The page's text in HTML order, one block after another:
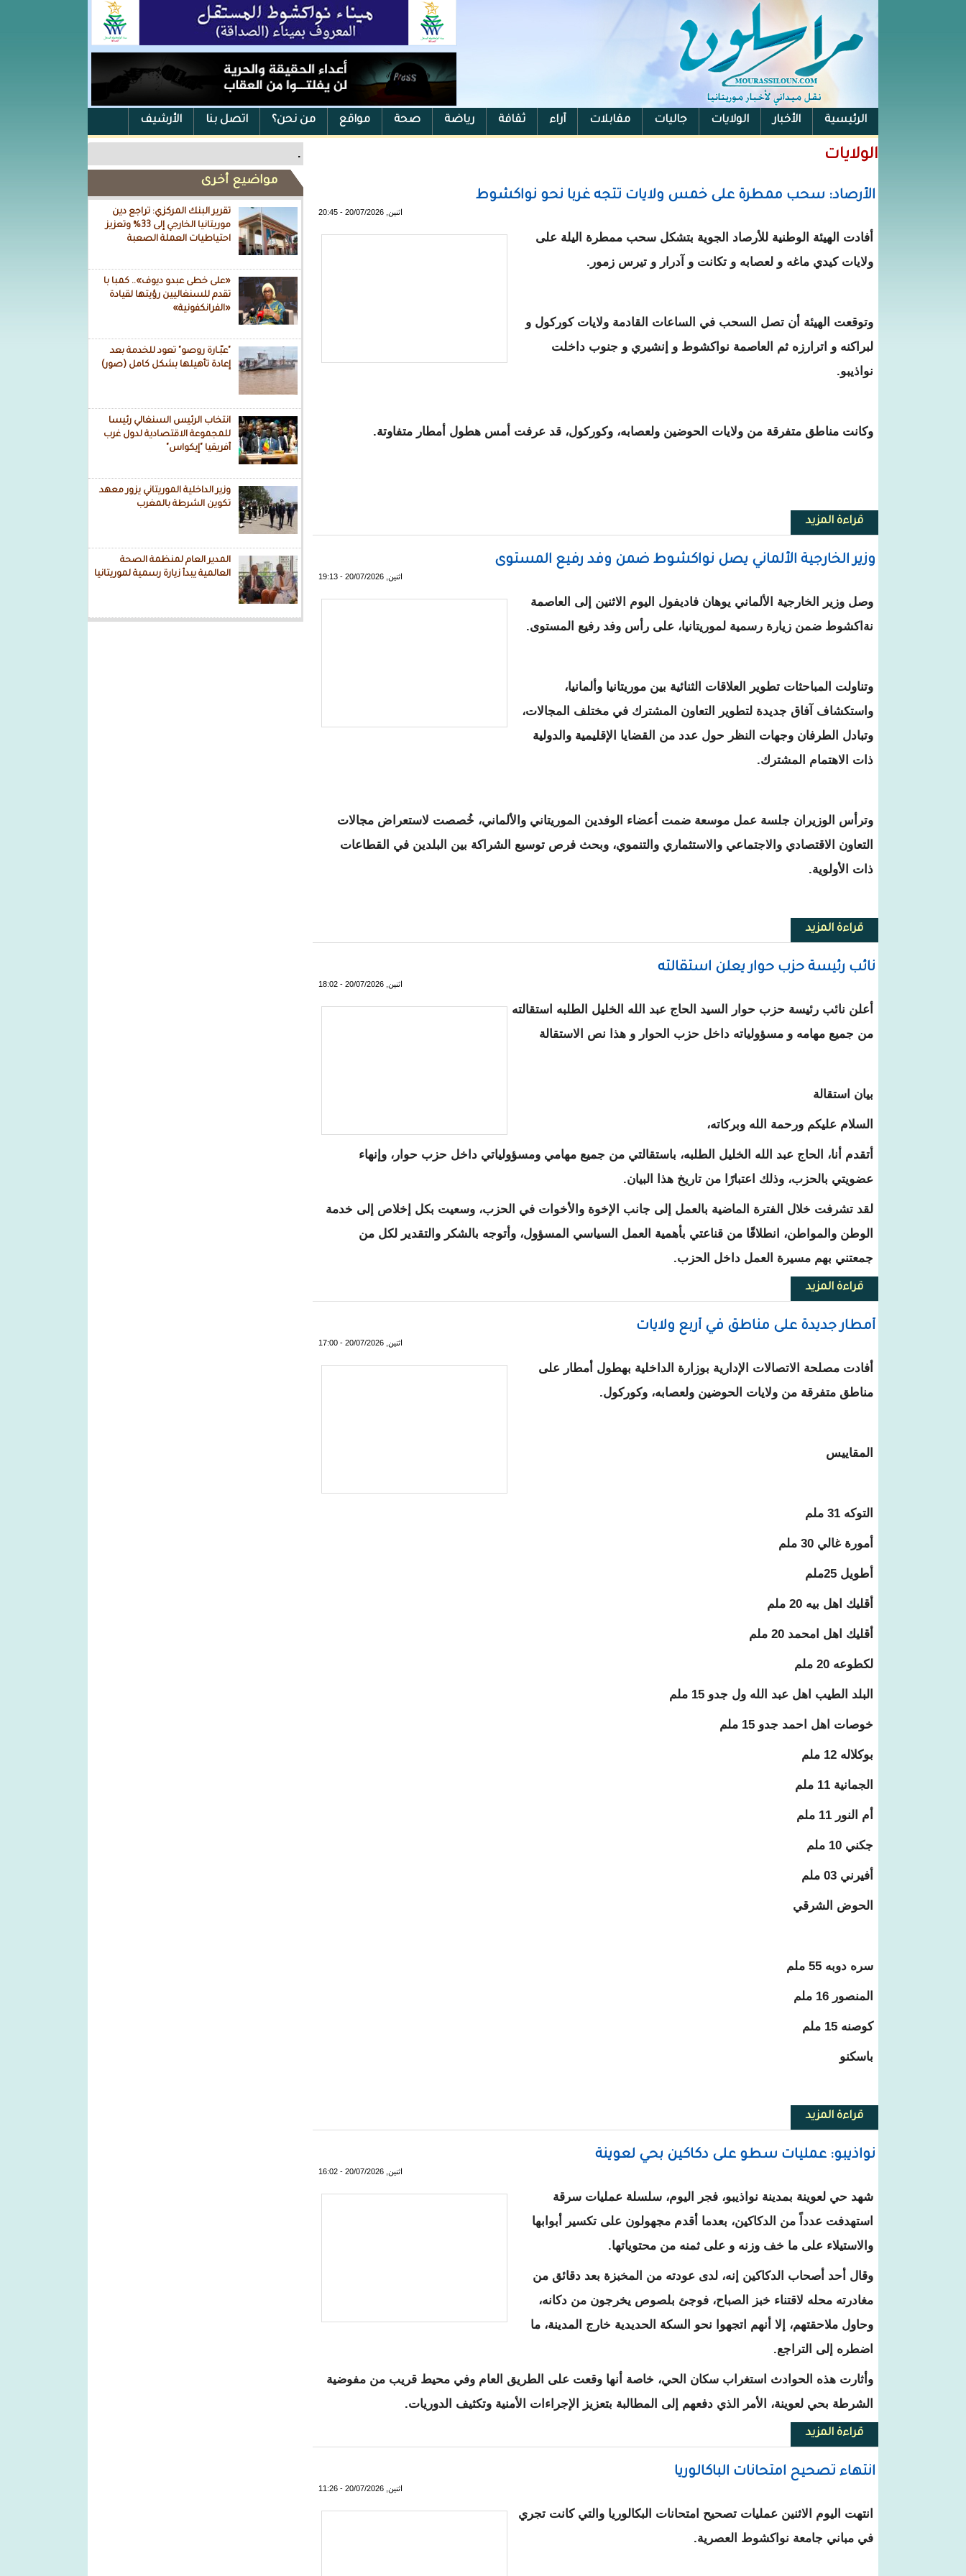
الرئيسية الأخبار الولايات جاليات مقابلات آراء ثقافة رياضة صحة مواقع من نحن؟ اتصل بنا الأرشيف
الفيس بوك .
مواضيع أخرى
تقرير البنك المركزي: تراجع دين
موريتانيا الخارجي إلى 33% وتعزيز
احتياطيات العملة الصعبة
«على خطى عبدو ديوف».. كمبا با
تقدم للسنغاليين رؤيتها لقيادة
«الفرانكفونية»
"عبّـارة روصو" تعود للخدمة بعد
إعادة تأهيلها بشكل كامل (صور)
انتخاب الرئيس السنغالي رئيسا
للمجموعة الاقتصادية لدول غرب
أفريقيا "إيكواس"
وزير الداخلية الموريتاني يزور معهد
تكوين الشرطة بالمغرب
المدير العام لمنظمة الصحة
العالمية يبدأ زيارة رسمية لموريتانيا
الولايات
الأرصاد: سحب ممطرة على خمس ولايات تتجه غربا نحو نواكشوط
اثنين, 20/07/2026 - 20:45
أفادت الهيئة الوطنية للأرصاد الجوية بتشكل سحب ممطرة اليلة على
ولايات كيدي ماغه و لعصابه و تكانت و آدرار و تيرس زمور.
وتوقعت الهيئة أن تصل السحب في الساعات القادمة ولايات كوركول و
لبراكنه و اترارزه ثم العاصمة نواكشوط و إنشيري و جنوب داخلت
نواذيبو.
وكانت مناطق متفرقة من ولايات الحوضين ولعصابه، وكوركول، قد عرفت أمس هطول أمطار متفاوتة.
قراءة المزيدحول الأرصاد: سحب ممطرة على خمس ولايات تتجه غربا نحو نواكشوط
وزير الخارجية الألماني يصل نواكشوط ضمن وفد رفيع المستوى
اثنين, 20/07/2026 - 19:13
وصل وزير الخارجية الألماني يوهان فاديفول اليوم الاثنين إلى العاصمة
نةاكشوط ضمن زيارة رسمية لموريتانيا، على رأس وفد رفيع المستوى.
وتناولت المباحثات تطوير العلاقات الثنائية بين موريتانيا وألمانيا،
واستكشاف آفاق جديدة لتطوير التعاون المشترك في مختلف المجالات،
وتبادل الطرفان وجهات النظر حول عدد من القضايا الإقليمية والدولية
ذات الاهتمام المشترك.
وترأس الوزيران جلسة عمل موسعة ضمت أعضاء الوفدين الموريتاني والألماني، خُصصت لاستعراض مجالات
التعاون الاقتصادي والاجتماعي والاستثماري والتنموي، وبحث فرص توسيع الشراكة بين البلدين في القطاعات
ذات الأولوية.
قراءة المزيدحول وزير الخارجية الألماني يصل نواكشوط ضمن وفد رفيع المستوى
نائب رئيسة حزب حوار يعلن استقالته
اثنين, 20/07/2026 - 18:02
أعلن نائب رئيسة حزب حوار السيد الحاج عبد الله الخليل الطلبه استقالته
من جميع مهامه و مسؤولياته داخل حزب الحوار و هذا نص الاستقالة
بيان استقالة
السلام عليكم ورحمة الله وبركاته،
أتقدم أنا، الحاج عبد الله الخليل الطلبه، باستقالتي من جميع مهامي ومسؤولياتي داخل حزب حوار، وإنهاء
عضويتي بالحزب، وذلك اعتبارًا من تاريخ هذا البيان.
لقد تشرفت خلال الفترة الماضية بالعمل إلى جانب الإخوة والأخوات في الحزب، وسعيت بكل إخلاص إلى خدمة
الوطن والمواطن، انطلاقًا من قناعتي بأهمية العمل السياسي المسؤول، وأتوجه بالشكر والتقدير لكل من
جمعتني بهم مسيرة العمل داخل الحزب.
قراءة المزيدحول نائب رئيسة حزب حوار يعلن استقالته
أمطار جديدة على مناطق في أربع ولايات
اثنين, 20/07/2026 - 17:00
أفادت مصلحة الاتصالات الإدارية بوزارة الداخلية بهطول أمطار على
مناطق متفرقة من ولايات الحوضين ولعصابه، وكوركول.
المقاييس
التوكه 31 ملم
أمورة غالي 30 ملم
أطويل 25ملم
أقليك اهل بيه 20 ملم
أقليك اهل امحمد 20 ملم
لكطوعه 20 ملم
البلد الطيب اهل عبد الله ول جدو 15 ملم
خوصات اهل احمد جدو 15 ملم
بوكلاله 12 ملم
الجمانية 11 ملم
أم النور 11 ملم
جكني 10 ملم
أفيرني 03 ملم
الحوض الشرقي
سره دوبه 55 ملم
المنصور 16 ملم
كوصنه 15 ملم
باسكنو
قراءة المزيدحول أمطار جديدة على مناطق في أربع ولايات
نواذيبو: عمليات سطو على دكاكين بحي لعوينة
اثنين, 20/07/2026 - 16:02
شهد حي لعوينة بمدينة نواذيبو، فجر اليوم، سلسلة عمليات سرقة
استهدفت عدداً من الدكاكين، بعدما أقدم مجهولون على تكسير أبوابها
والاستيلاء على ما خف وزنه و على ثمنه من محتوياتها.
وقال أحد أصحاب الدكاكين إنه، لدى عودته من المخبزة بعد دقائق من
مغادرته محله لاقتناء خبز الصباح، فوجئ بلصوص يخرجون من دكانه،
وحاول ملاحقتهم، إلا أنهم اتجهوا نحو السكة الحديدية خارج المدينة، ما
اضطره إلى التراجع.
وأثارت هذه الحوادث استغراب سكان الحي، خاصة أنها وقعت على الطريق العام وفي محيط قريب من مفوضية
الشرطة بحي لعوينة، الأمر الذي دفعهم إلى المطالبة بتعزيز الإجراءات الأمنية وتكثيف الدوريات.
قراءة المزيدحول نواذيبو: عمليات سطو على دكاكين بحي لعوينة
انتهاء تصحيح امتحانات الباكالوريا
اثنين, 20/07/2026 - 11:26
انتهت اليوم الاثنين عمليات تصحيح امتحانات البكالوريا والتي كانت تجري
في مباني جامعة نواكشوط العصرية.